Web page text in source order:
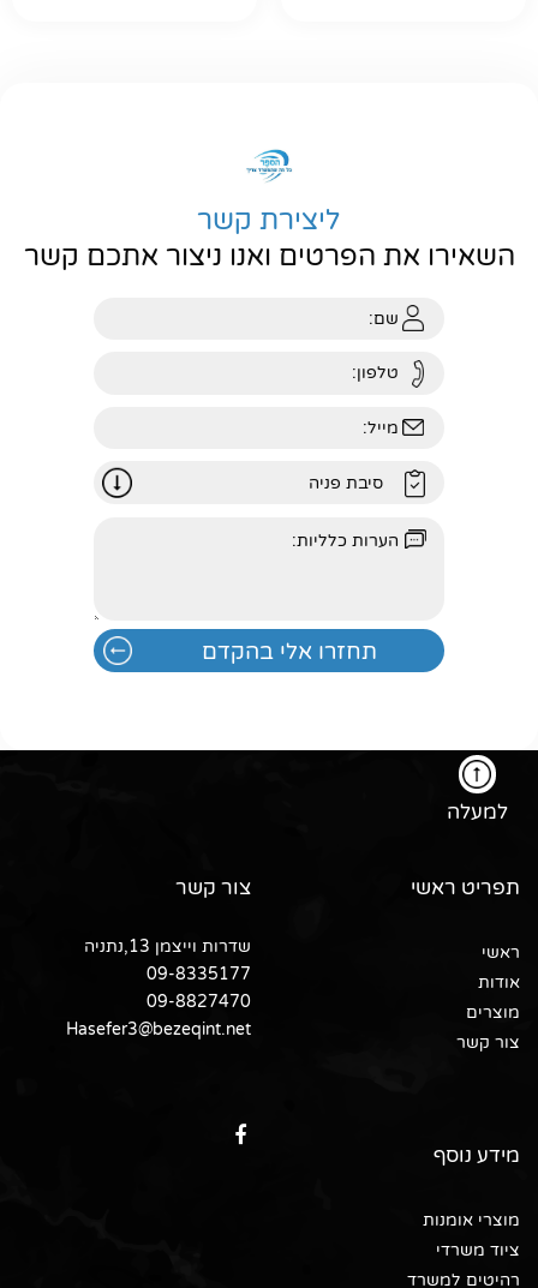
ליצירת קשר
השאירו את הפרטים ואנו ניצור אתכם קשר
תפריט ראשי
ראשי
אודות
מוצרים
צור קשר
מידע נוסף
מוצרי אומנות
ציוד משרדי
רהיטים למשרד
צור קשר
שדרות וייצמן 13,נתניה
09-8335177
09-8827470
Hasefer3@bezeqint.net